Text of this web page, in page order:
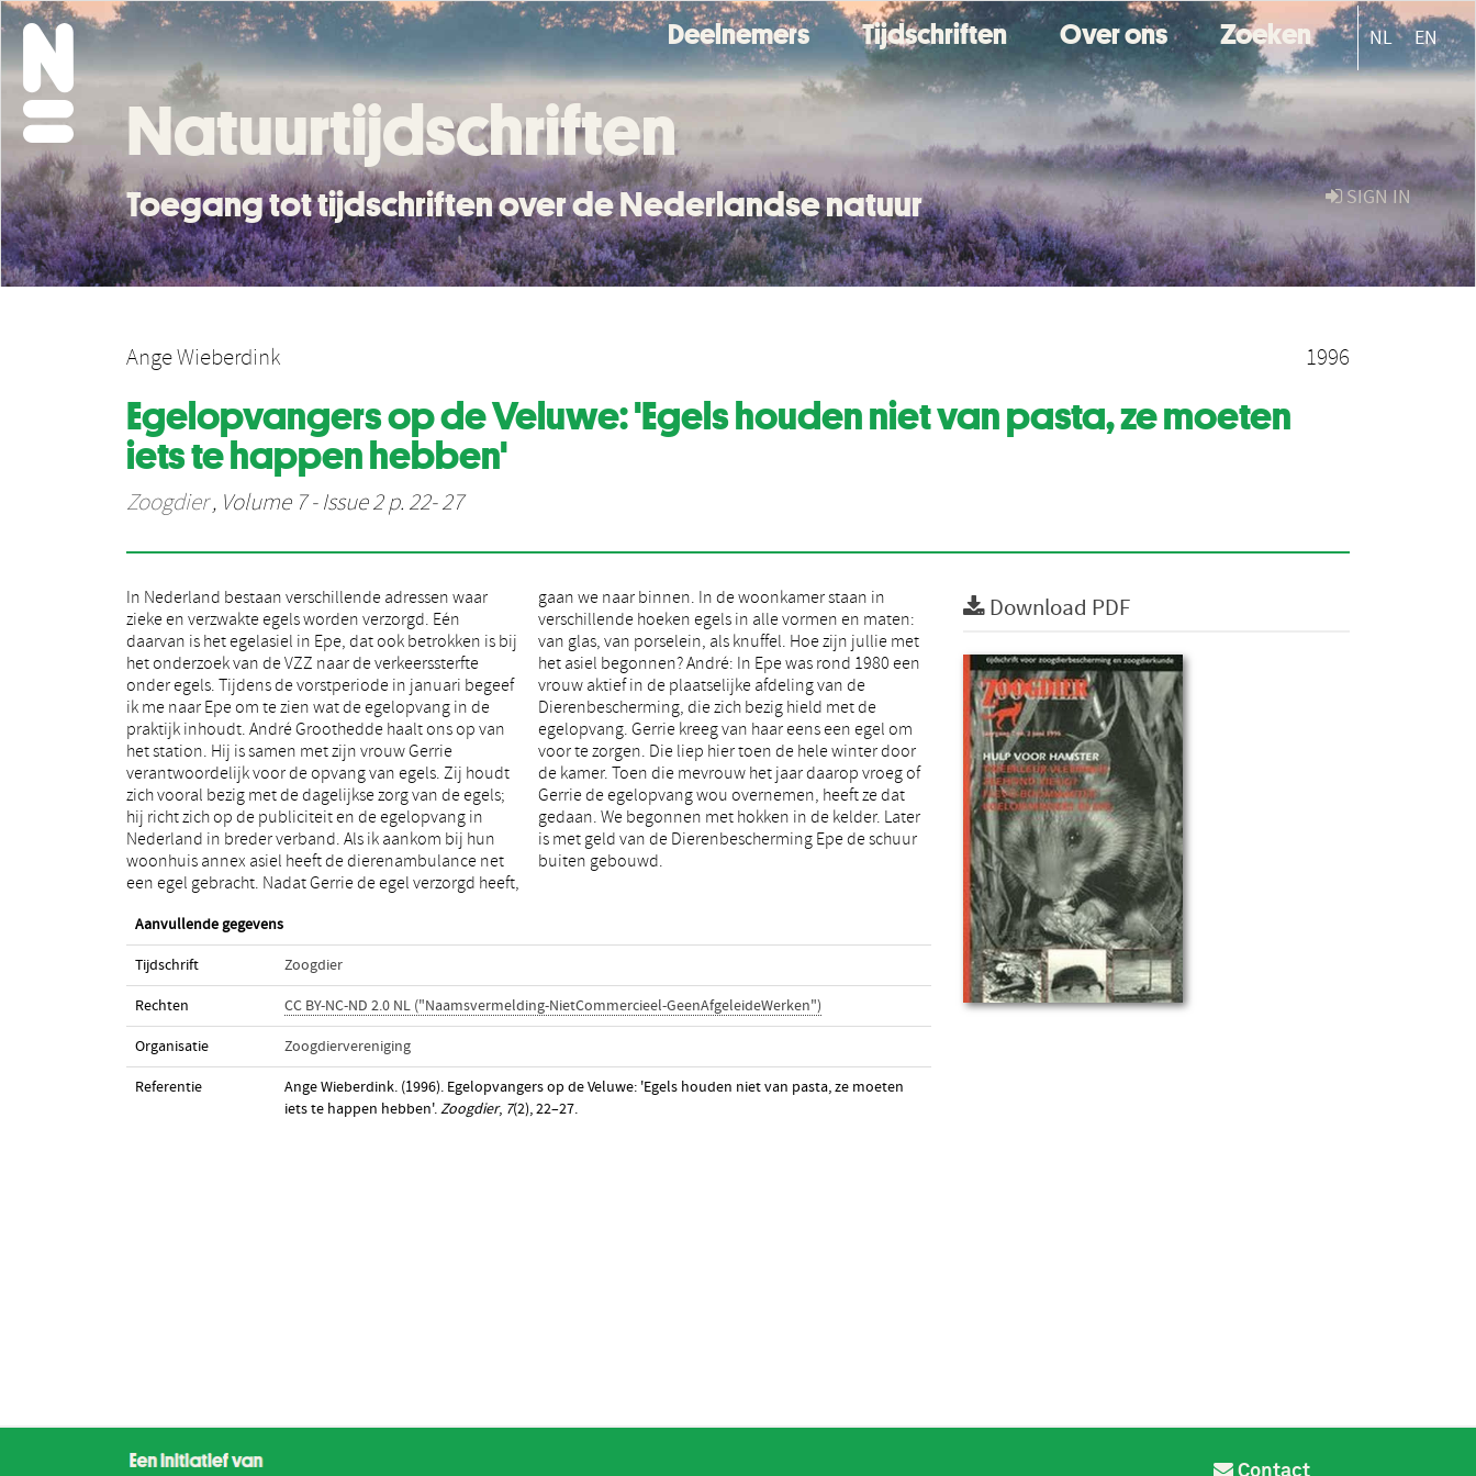
Deelnemers Tijdschriften Over ons Zoeken NL EN
SIGN IN
Natuurtijdschriften
Toegang tot tijdschriften over de Nederlandse natuur
Ange Wieberdink 1996
Egelopvangers op de Veluwe: 'Egels houden niet van pasta, ze moeten
iets te happen hebben'
Zoogdier, Volume 7 - Issue 2 p. 22- 27
In Nederland bestaan verschillende adressen waar
zieke en verzwakte egels worden verzorgd. Eén
daarvan is het egelasiel in Epe, dat ook betrokken is bij
het onderzoek van de VZZ naar de verkeerssterfte
onder egels. Tijdens de vorstperiode in januari begeef
ik me naar Epe om te zien wat de egelopvang in de
praktijk inhoudt. André Groothedde haalt ons op van
het station. Hij is samen met zijn vrouw Gerrie
verantwoordelijk voor de opvang van egels. Zij houdt
zich vooral bezig met de dagelijkse zorg van de egels;
hij richt zich op de publiciteit en de egelopvang in
Nederland in breder verband. Als ik aankom bij hun
woonhuis annex asiel heeft de dierenambulance net
een egel gebracht. Nadat Gerrie de egel verzorgd heeft,
gaan we naar binnen. In de woonkamer staan in
verschillende hoeken egels in alle vormen en maten:
van glas, van porselein, als knuffel. Hoe zijn jullie met
het asiel begonnen? André: In Epe was rond 1980 een
vrouw aktief in de plaatselijke afdeling van de
Dierenbescherming, die zich bezig hield met de
egelopvang. Gerrie kreeg van haar eens een egel om
voor te zorgen. Die liep hier toen de hele winter door
de kamer. Toen die mevrouw het jaar daarop vroeg of
Gerrie de egelopvang wou overnemen, heeft ze dat
gedaan. We begonnen met hokken in de kelder. Later
is met geld van de Dierenbescherming Epe de schuur
buiten gebouwd.
Aanvullende gegevens
Tijdschrift Zoogdier
Rechten CC BY-NC-ND 2.0 NL ("Naamsvermelding-NietCommercieel-GeenAfgeleideWerken")
Organisatie Zoogdiervereniging
Referentie
Ange Wieberdink. (1996). Egelopvangers op de Veluwe: 'Egels houden niet van pasta, ze moeten
iets te happen hebben'.Zoogdier, 7(2), 22–27.
Download PDF
Contact